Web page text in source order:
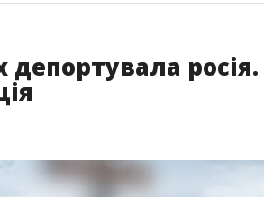
депортувала росія.